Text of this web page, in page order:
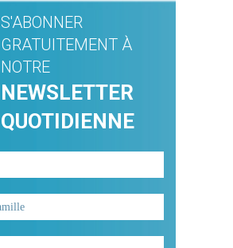
S'ABONNER
GRATUITEMENT À
NOTRE
NEWSLETTER
QUOTIDIENNE